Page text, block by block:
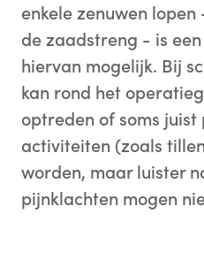
enkele zenuwen
de zaadstreng - is
hiervan mogelijk. Bij
kan rond het
optreden of soms juist
activiteiten (zoals
worden, maar luister
pijnklachten mogen